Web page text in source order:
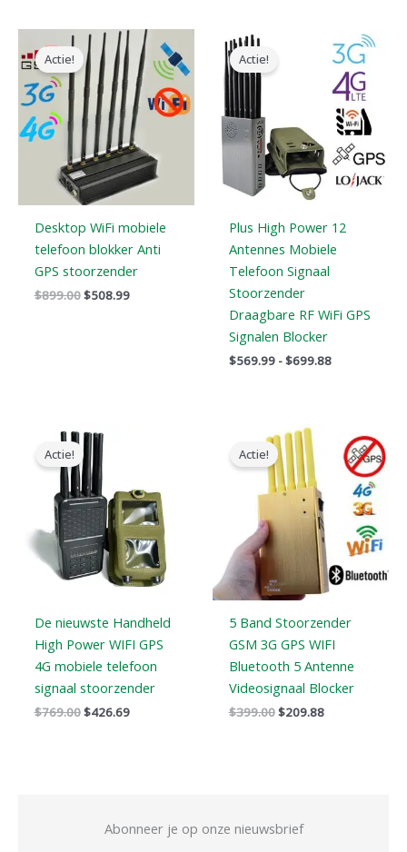
Actie!
Desktop WiFi mobiele
telefoon blokker Anti
GPS stoorzender
$899.00
Oorspronkelijke
prijs
was:
$899.00.
$508.99
Huidige
prijs
is:
$508.99.
Actie!
Plus High Power 12
Antennes Mobiele
Telefoon Signaal
Stoorzender
Draagbare RF WiFi GPS
Signalen Blocker
$569.99 -$699.88
Prijsklasse:
$569.99
tot
$699.88
Actie!
De nieuwste Handheld
High Power WIFI GPS
4G mobiele telefoon
signaal stoorzender
$769.00
Oorspronkelijke
prijs
was:
$769.00.
$426.69
Actie!
5 Band Stoorzender
GSM 3G GPS WIFI
Bluetooth 5 Antenne
Videosignaal Blocker
$399.00
Oorspronkelijke
prijs
was:
$399.00.
$209.88
prijs
$209.88.
Abonneer je op onze nieuwsbrief